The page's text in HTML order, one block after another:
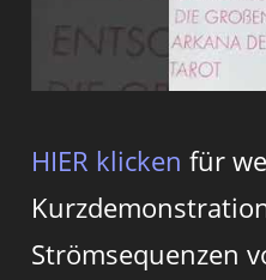
HIER klicken für
Strömsequenzen